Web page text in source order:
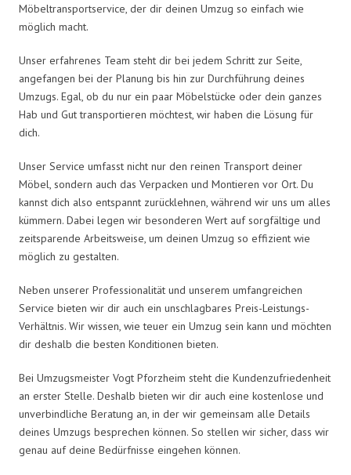
Möbeltransportservice, der dir deinen Umzug so einfach wie
möglich macht.
Unser erfahrenes Team steht dir bei jedem Schritt zur Seite,
angefangen bei der Planung bis hin zur Durchführung deines
Umzugs. Egal, ob du nur ein paar Möbelstücke oder dein ganzes
Hab und Gut transportieren möchtest, wir haben die Lösung für
dich.
Unser Service umfasst nicht nur den reinen Transport deiner
Möbel, sondern auch das Verpacken und Montieren vor Ort. Du
kannst dich also entspannt zurücklehnen, während wir uns um alles
kümmern. Dabei legen wir besonderen Wert auf sorgfältige und
zeitsparende Arbeitsweise, um deinen Umzug so effizient wie
möglich zu gestalten.
Neben unserer Professionalität und unserem umfangreichen
Service bieten wir dir auch ein unschlagbares Preis-Leistungs-
Verhältnis. Wir wissen, wie teuer ein Umzug sein kann und möchten
dir deshalb die besten Konditionen bieten.
Bei Umzugsmeister Vogt Pforzheim steht die Kundenzufriedenheit
an erster Stelle. Deshalb bieten wir dir auch eine kostenlose und
unverbindliche Beratung an, in der wir gemeinsam alle Details
deines Umzugs besprechen können. So stellen wir sicher, dass wir
genau auf deine Bedürfnisse eingehen können.